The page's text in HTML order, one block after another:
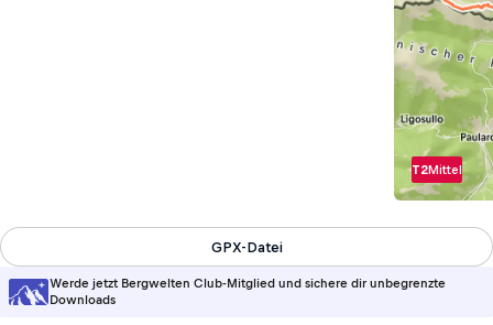
T2Mittel
Werde jetzt Bergwelten Club-Mitglied und sichere dir unbegrenzte
Downloads
GPX-Datei